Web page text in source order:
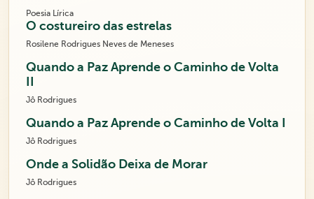
Poesia Lírica
O costureiro das estrelas
Rosilene Rodrigues Neves de Meneses
Quando a Paz Aprende o Caminho de Volta
Jô Rodrigues
Quando a Paz Aprende o Caminho de Volta I
Jô Rodrigues
Onde a Solidão Deixa de Morar
Jô Rodrigues